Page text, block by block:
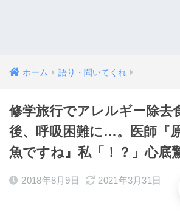
ホーム 語り・聞いてくれ
修学旅行でアレルギー除去
後、呼吸困難に…。医師『
魚ですね』私「！？」心底
2018年8月9日 2021年3月31日